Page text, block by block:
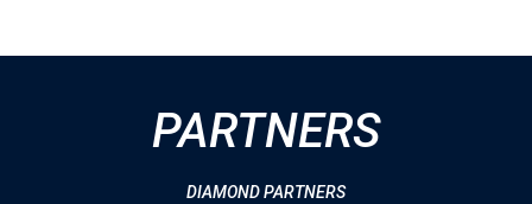
PARTNERS
DIAMOND PARTNERS